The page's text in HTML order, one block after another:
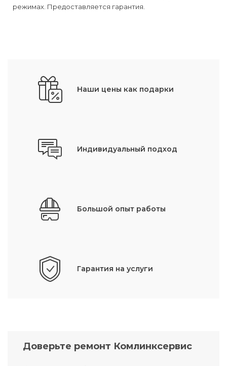
режимах. Предоставляется гарантия.
Наши цены как подарки
Индивидуальный подход
Большой опыт работы
Гарантия на услуги
Доверьте ремонт Комлинксервис